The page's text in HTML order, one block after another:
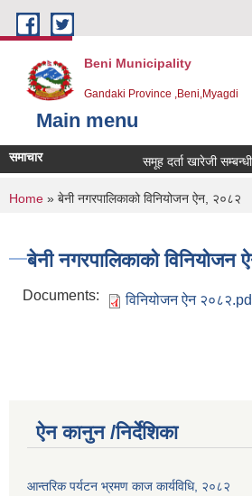
Skip to main content
Beni Municipality
Gandaki Province ,Beni,Myagdi
Main menu
समाचार समूह दर्ता खारेजी सम्बन्धी
You are here
Home » बेनी नगरपालिकाको विनियोजन ऐन, २०८२
बेनी नगरपालिकाको
Documents: विनियोजन ऐन
ऐन कानुन /निर्देशिका
आन्तरिक पर्यटन भ्रमण काज कार्यविधि, २०८२